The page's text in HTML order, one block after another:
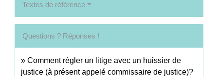
Textes de référence
Questions ? Réponses !
Comment régler un litige avec un huissier de
justice (à présent appelé commissaire de justice)?